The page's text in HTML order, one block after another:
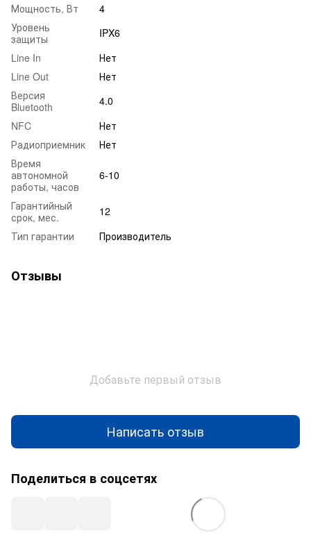
Мощность, Вт
4
Уровень
защиты
IPX6
Line In
Нет
Line Out
Нет
Версия
Bluetooth
4.0
NFC
Нет
Радиоприемник
Нет
Время
автономной
работы, часов
6-10
Гарантийный
срок, мес.
12
Тип гарантии
Производитель
Отзывы
Добавьте первый отзыв
Написать отзыв
Поделиться в соцсетях